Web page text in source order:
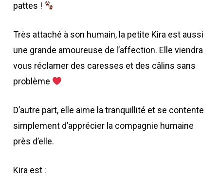
pattes !
Très attaché à son humain, la petite Kira est aussi
une grande amoureuse de l’affection. Elle viendra
vous réclamer des caresses et des câlins sans
problème
D’autre part, elle aime la tranquillité et se contente
simplement d’apprécier la compagnie humaine
près d’elle.
Kira est :